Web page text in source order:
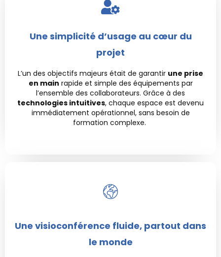
Une simplicité d’usage au cœur du
projet
L’un des objectifs majeurs était de garantir une prise
en main rapide et simple des équipements par
l’ensemble des collaborateurs. Grâce à des
technologies intuitives, chaque espace est devenu
immédiatement opérationnel, sans besoin de
formation complexe.
Une visioconférence fluide, partout dans
le monde